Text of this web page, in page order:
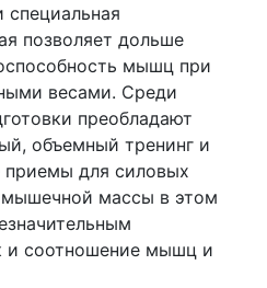
специальная
позволяет дольше
мышц при
весами. Среди
преобладают
объемный тренинг и
приемы для силовых
массы в этом
и соотношение мышц и